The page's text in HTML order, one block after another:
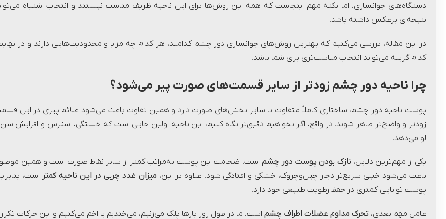
دستگاه‌های جوانسازی. اما نکته مهم اینجاست که همه این روش‌ها برای این ناحیه ظریف مناسب نیستند و انتخاب اشتباه
نتیجه‌ای برعکس داشته باشد.
در این مقاله، بررسی می‌کنیم که بهترین روش‌های جوانسازی دور چشم کدامند، هر کدام چه مزایا و محدودیت‌هایی دارند و در
کدام گزینه می‌تواند انتخاب مناسب‌تری برای شما باشد.
چرا ناحیه دور چشم زودتر از سایر قسمت‌های صورت پیر می‌شود؟
پوست ناحیه دور چشم، ساختاری کاملاً متفاوت با سایر بخش‌های صورت دارد و همین تفاوت باعث می‌شود علائم پیری در این
زودتر و واضح‌تر ظاهر شوند. در واقع، اگر بخواهیم دقیق‌تر نگاه کنیم، این ناحیه اولین جایی است که خستگی، استرس و افزایش سن
لو می‌دهد.
یکی از مهم‌ترین دلایل، نازک بودن پوست دور چشماست. ضخامت این پوست به‌مراتب کمتر از سایر نقاط صورت است و همین
باعث می‌شود خیلی سریع‌تر دچار چین‌وچروک، خشکی و افتادگی شود. علاوه بر این،میزان غدد چربی در این ناحیه کمتر است،
پوست توانایی کمتری در حفظ رطوبت طبیعی خود دارد.
عامل مهم بعدی،تحرک مداوم عضلات اطراف چشم است. ما در طول روز بارها پلک می‌زنیم، می‌خندیم یا اخم می‌کنیم و این حرکات